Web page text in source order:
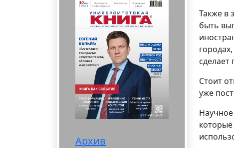
Архив
Также в
быть
Стоит
уже
которые